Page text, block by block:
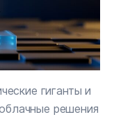
гиганты и
решения